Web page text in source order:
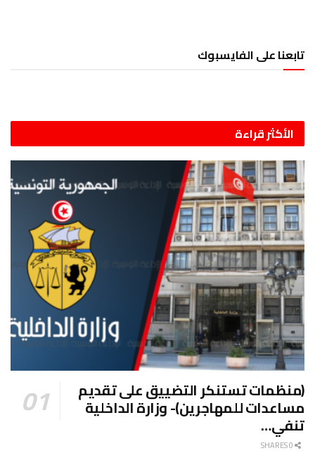
تابعنا على الفايسبوك
الأكثر قراءة
(منظمات تستنكر التضييق على تقديم
مساعدات للمهاجرين)- وزارة الداخلية
تنفي…
0 SHARES